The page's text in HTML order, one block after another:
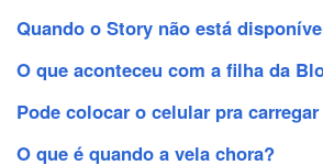
Quando o Story não está
O que aconteceu com a filha da
Pode colocar o celular pra
O que é quando a vela chora?